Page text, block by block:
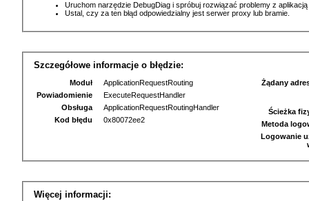
Uruchom narzędzie DebugDiag i spróbuj rozwiązać problemy z
Ustal, czy za ten błąd odpowiedzialny jest serwer proxy lub bramie.
Szczegółowe informacje o błędzie:
Moduł
ApplicationRequestRouting
Powiadomienie
ExecuteRequestHandler
Obsługa
ApplicationRequestRoutingHandler
Kod błędu
0x80072ee2
Żądany
Ścieżka
Metoda
Logowanie
Więcej informacji: